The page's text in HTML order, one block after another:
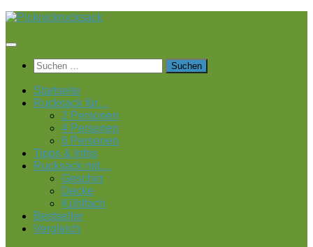
Zum
springen
Suchen
nach:
Startseite
Rucksack für…
2 Personen
4 Personen
6 Personen
Tipps & Infos
Rucksack mit…
Geschirr
Decke
Kühlfach
Bestseller
Vergleich